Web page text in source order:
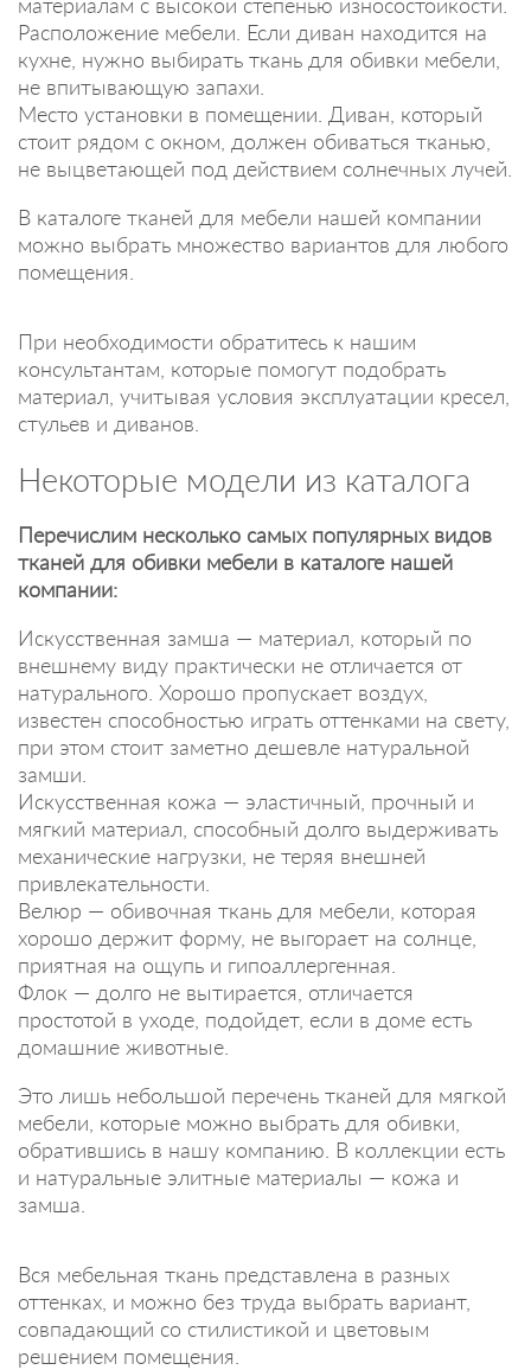
Расположение мебели. Если диван находится на
кухне, нужно выбирать ткань для обивки мебели,
не впитывающую запахи.
Место установки в помещении. Диван, который
стоит рядом с окном, должен обиваться тканью,
не выцветающей под действием солнечных лучей.
В каталоге тканей для мебели нашей компании
можно выбрать множество вариантов для любого
помещения.
При необходимости обратитесь к нашим
консультантам, которые помогут подобрать
материал, учитывая условия эксплуатации кресел,
стульев и диванов.
Некоторые модели из каталога
Перечислим несколько самых популярных видов
тканей для обивки мебели в каталоге нашей
компании:
Искусственная замша — материал, который по
внешнему виду практически не отличается от
натурального. Хорошо пропускает воздух,
известен способностью играть оттенками на свету,
при этом стоит заметно дешевле натуральной
замши.
Искусственная кожа — эластичный, прочный и
мягкий материал, способный долго выдерживать
механические нагрузки, не теряя внешней
привлекательности.
Велюр — обивочная ткань для мебели, которая
хорошо держит форму, не выгорает на солнце,
приятная на ощупь и гипоаллергенная.
Флок — долго не вытирается, отличается
простотой в уходе, подойдет, если в доме есть
домашние животные.
Это лишь небольшой перечень тканей для мягкой
мебели, которые можно выбрать для обивки,
обратившись в нашу компанию. В коллекции есть
и натуральные элитные материалы — кожа и
замша.
Вся мебельная ткань представлена в разных
оттенках, и можно без труда выбрать вариант,
совпадающий со стилистикой и цветовым
решением помещения.